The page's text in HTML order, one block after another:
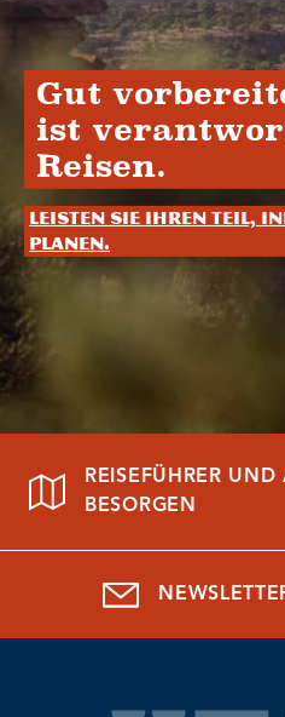
Gut
ist
Reisen.
Leisten Sie Ihren Teil,
planen.
REISEFÜHRER
BESORGEN